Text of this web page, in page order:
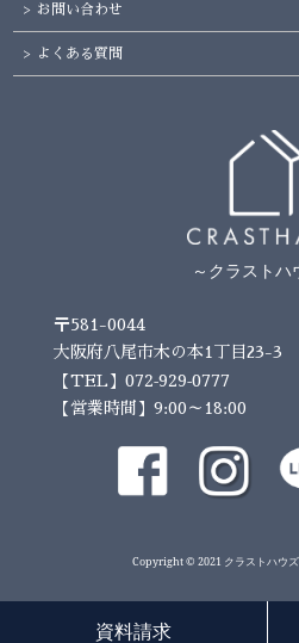
資料請求
お問い合わせ
よくある質問
～クラストハ
〒581-0044
大阪府八尾市木の本1丁目23-3
【TEL】072-929-0777
【営業時間】9:00～18:00
Copyright © 2021 クラストハウ